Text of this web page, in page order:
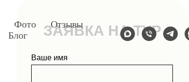
Фото
Отзывы
Блог ЗАЯВКА НА ТУР
Ваше имя